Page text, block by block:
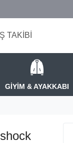
TAKİBİ
GİYİM & AYAKKABI